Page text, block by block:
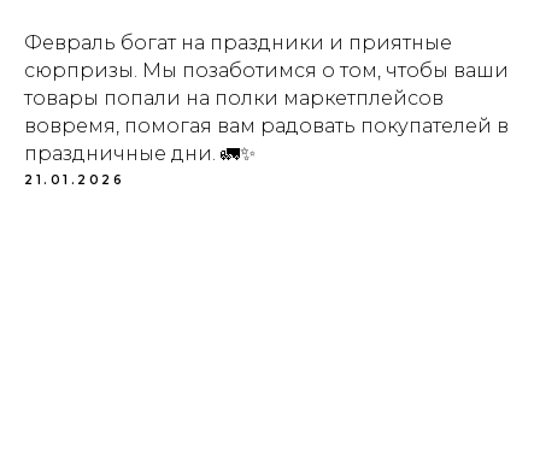
Февраль богат на праздники и приятные
сюрпризы. Мы позаботимся о том, чтобы ваши
товары попали на полки маркетплейсов
вовремя, помогая вам радовать покупателей в
праздничные дни. 🚛✨
21.01.2026